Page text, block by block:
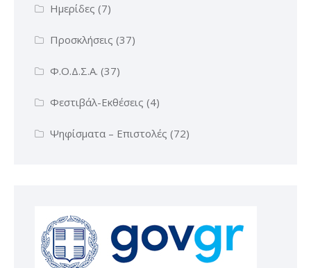
Ημερίδες (7)
Προσκλήσεις (37)
Φ.Ο.Δ.Σ.Α. (37)
Φεστιβάλ-Εκθέσεις (4)
Ψηφίσματα – Επιστολές (72)